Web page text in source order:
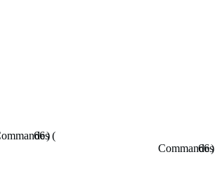
(
  66
  )
Commandes
  66
  )